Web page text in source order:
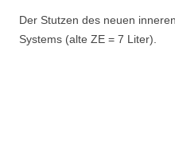
Der Stutzen des neuen
Systems (alte ZE = 7 Liter).